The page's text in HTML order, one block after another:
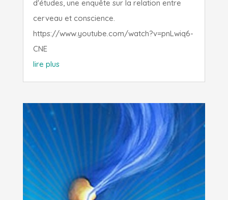
d'études, une enquête sur la relation entre
cerveau et conscience.
https://www.youtube.com/watch?v=pnLwiq6-
CNE
lire plus